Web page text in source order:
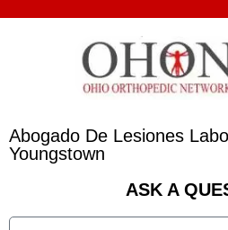
Abogado De Lesiones
Youngstown
ASK A